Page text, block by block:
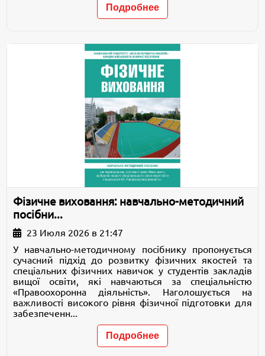
Подробнее
Фізичне виховання: навчально-методичний
посібни...
23 Июля 2026 в 21:47
У навчально-методичному посібнику пропонується
сучасний підхід до розвитку фізичних якостей та
спеціальних фізичних навичок у студентів закладів
вищої освіти, які навчаються за спеціальністю
«Правоохоронна діяльність». Наголошується на
важливості високого рівня фізичної підготовки для
забезпеченн...
Подробнее